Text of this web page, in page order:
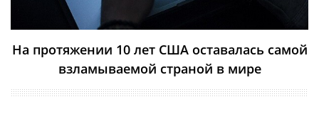
На протяжении 10 лет США оставалась самой
взламываемой страной в мире